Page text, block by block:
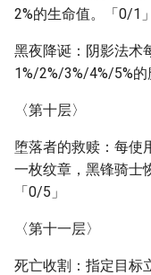
2%的生命值。「0/1」
黑夜降诞：阴影法术
1%/2%/3%/4%/5%的
〈第十层〉
堕落者的救赎：每
一枚纹章，黑锋骑士
「0/5」
〈第十一层〉
死亡收割：指定目标